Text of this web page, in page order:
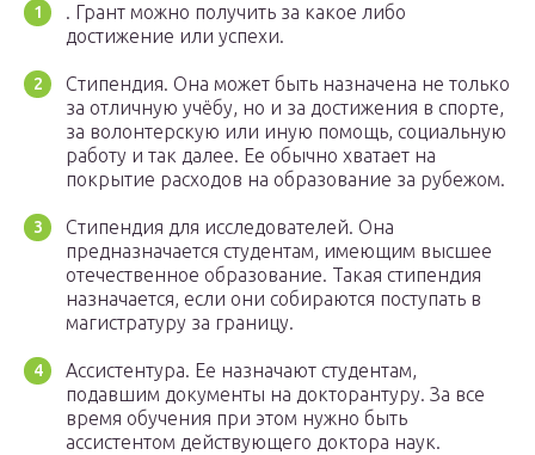
. Грант можно получить за какое либо
достижение или успехи.
Стипендия. Она может быть назначена не только
за отличную учёбу, но и за достижения в спорте,
за волонтерскую или иную помощь, социальную
работу и так далее. Ее обычно хватает на
покрытие расходов на образование за рубежом.
Стипендия для исследователей. Она
предназначается студентам, имеющим высшее
отечественное образование. Такая стипендия
назначается, если они собираются поступать в
магистратуру за границу.
Ассистентура. Ее назначают студентам,
подавшим документы на докторантуру. За все
время обучения при этом нужно быть
ассистентом действующего доктора наук.